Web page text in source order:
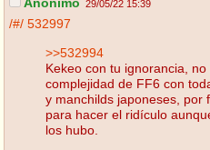
Anónimo 29/05/22 15:39
/#/ 532997
>>532994
Kekeo con tu ignorancia,
complejidad de FF6 con
y manchilds japoneses, por
para hacer el ridículo
los hubo.